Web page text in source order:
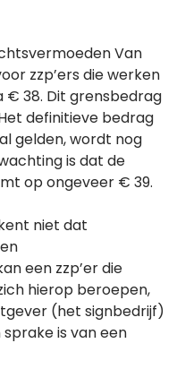
Van
zzp’ers die werken
38. Dit grensbedrag
definitieve bedrag
gelden, wordt nog
is dat de
op ongeveer € 39.
niet dat
een zzp’er die
hierop beroepen,
(het signbedrijf)
is van een